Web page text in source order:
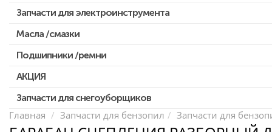
Запчасти для электроинструмента
Двигатели, редукторы для шуруповертов
Патроны для шуруповертов / перфораторов
Выключатели, переключатели
Запчасти для перфораторов и отбойных молотков
Запчасти для УШМ (болгарок)
Масла /смазки
Подшипники /ремни
АКЦИЯ
Скидка 50%
Запчасти для снегоуборщиков
Главная Запчасти для бензопил Запчасти для